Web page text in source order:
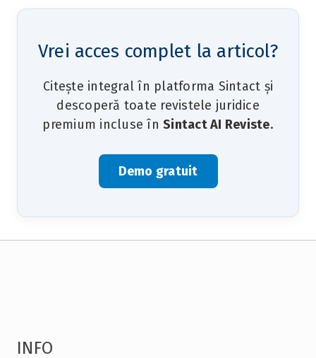
Vrei acces complet la articol?
Citește integral în platforma Sintact și
descoperă toate revistele juridice
premium incluse în Sintact AI Reviste.
Demo gratuit
INFO